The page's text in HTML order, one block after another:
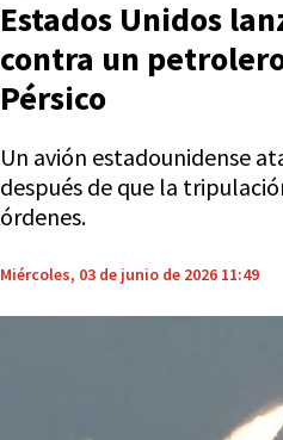
Estados Unidos
contra un
Pérsico
Un avión estadounidense
después de que la
órdenes.
Miércoles, 03 de junio de 2026 11:49